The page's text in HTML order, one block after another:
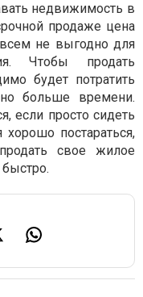
недвижимость в
продаже цена
не выгодно для
Чтобы продать
будет потратить
больше времени.
если просто сидеть
постараться,
свое жилое